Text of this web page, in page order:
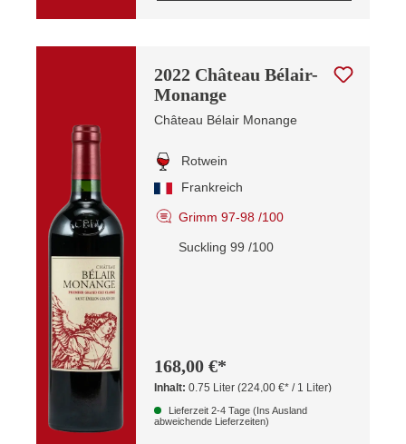
2022 Château Bélair-
Monange
Château Bélair Monange
Rotwein
Frankreich
Grimm 97-98 /100
Suckling 99 /100
168,00 €*
Inhalt:0.75 Liter(224,00 €* / 1 Liter)
Lieferzeit 2-4 Tage (Ins Ausland
abweichende Lieferzeiten)